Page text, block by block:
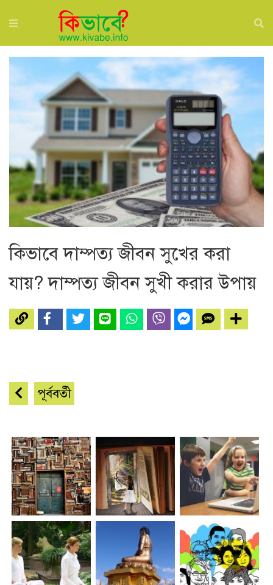
কিভাবে দাম্পত্য জীবন সুখের করা
যায়? দাম্পত্য জীবন সুখী করার উপায়
পূর্ববর্তী